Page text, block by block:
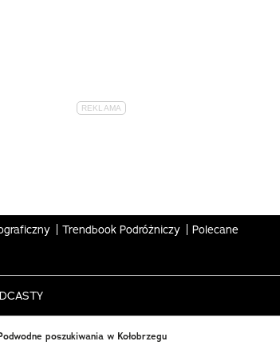
Trendbook Podróżniczy Polecane
poszukiwania w Kołobrzegu